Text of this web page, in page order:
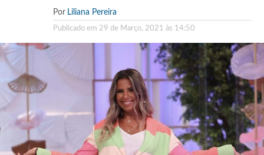
Por Liliana Pereira
Publicado em 29 de Março, 2021 às 14:50